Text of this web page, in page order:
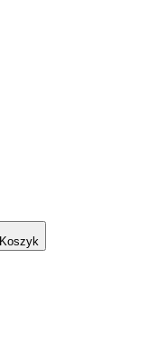
Koszyk